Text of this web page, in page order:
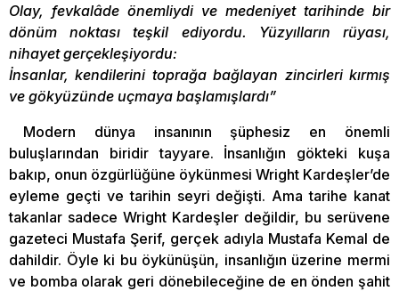
Olay, fevkalâde önemliydi ve medeniyet tarihinde bir
dönüm noktası teşkil ediyordu. Yüzyılların rüyası,
nihayet gerçekleşiyordu:
İnsanlar, kendilerini toprağa bağlayan zincirleri kırmış
ve gökyüzünde uçmaya başlamışlardı”
Modern dünya insanının şüphesiz en önemli
buluşlarından biridir tayyare. İnsanlığın gökteki kuşa
bakıp, onun özgürlüğüne öykünmesi Wright Kardeşler’de
eyleme geçti ve tarihin seyri değişti. Ama tarihe kanat
takanlar sadece Wright Kardeşler değildir, bu serüvene
gazeteci Mustafa Şerif, gerçek adıyla Mustafa Kemal de
dahildir. Öyle ki bu öykünüşün, insanlığın üzerine mermi
ve bomba olarak geri dönebileceğine de en önden şahit